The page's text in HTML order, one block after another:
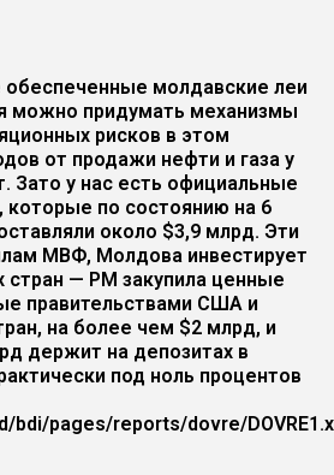
обеспеченные молдавские леи
можно придумать механизмы
рисков в этом
от продажи нефти и газа у
у нас есть официальные
которые по состоянию на 6
около $3,9 млрд. Эти
МВФ, Молдова инвестирует
стран — РМ закупила ценные
правительствами США и
на более чем $2 млрд, и
держит на депозитах в
под ноль процентов
bdi/pages/reports/dovre/